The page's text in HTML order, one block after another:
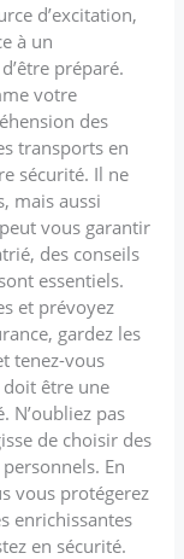
d’excitation,
à un
préparé.
votre
des
transports en
sécurité. Il ne
mais aussi
vous garantir
des conseils
essentiels.
et prévoyez
gardez les
tenez-vous
être une
N’oubliez pas
de choisir des
En
vous protégerez
enrichissantes
en sécurité.